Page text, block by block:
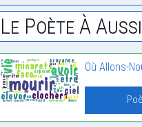
Le Poète À
Où Allons-